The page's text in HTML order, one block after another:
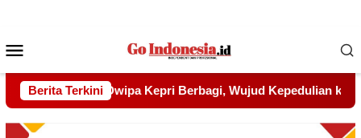
Mobile
Berita Terkini
Kepedulian kepada Pondok Tahfidz Yatim dan Dhuafa Al-